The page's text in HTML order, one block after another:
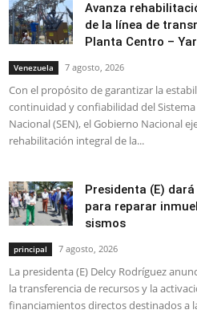
Avanza
de la línea de
Planta Centro –
Venezuela 7 agosto, 2026
Con el propósito de garantizar la
continuidad y confiabilidad del Sistema
Nacional (SEN), el Gobierno Nacional
rehabilitación integral de la...
Presidenta (E)
para reparar
sismos
principal 7 agosto, 2026
La presidenta (E) Delcy Rodríguez
la transferencia de recursos y la
financiamientos directos destinados a